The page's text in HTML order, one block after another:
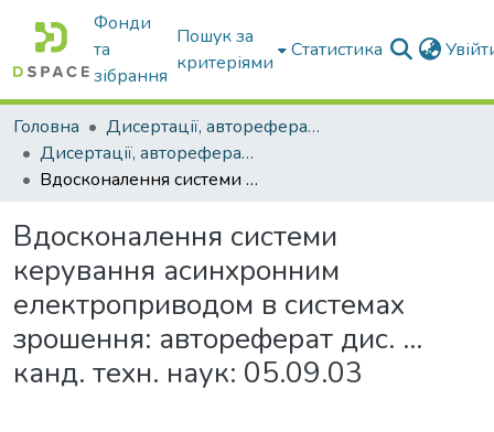
Фонди
та
зібрання
Пошук за
критеріями
Статистика
Головна
Дисертації, автореферати дисертацій
Дисертації, автореферати дисертацій
Вдосконалення системи керування асинхронним електроприводом в системах зрошення: автореферат дис. ... канд. техн. наук: 05.09.03
Вдосконалення системи
керування асинхронним
електроприводом в системах
зрошення: автореферат дис. ...
канд. техн. наук: 05.09.03